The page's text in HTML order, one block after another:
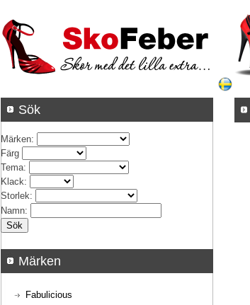
Sök
Märken:
Färg
Tema:
Klack:
Storlek:
Namn:
Märken
Fabulicious